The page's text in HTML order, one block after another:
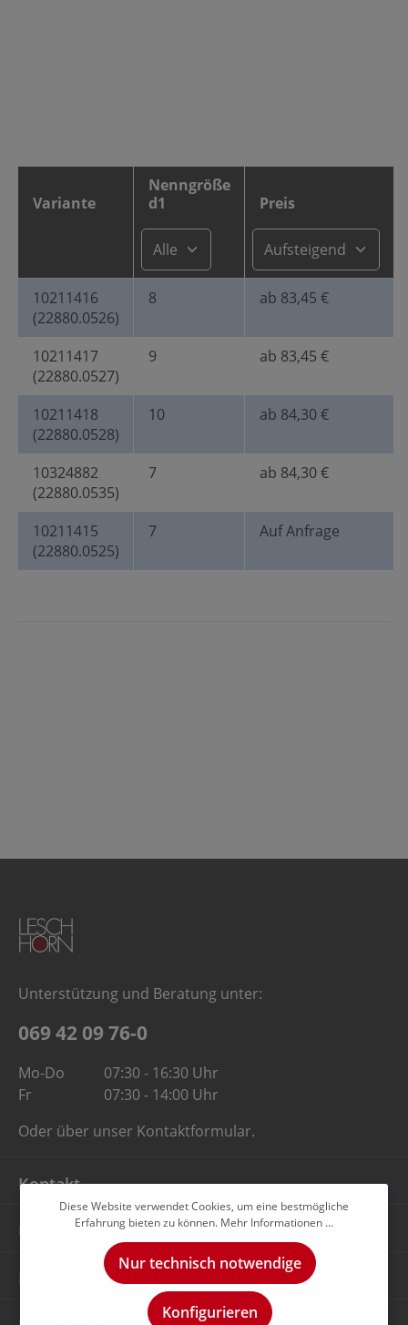
Nachricht
Halder 22880.0525 Mundstück für
Montagewerkzeug,…
Nenngröße d1: 7
Nachricht
Variante
Nenngröße
d1
Preis
10211416
(22880.0526)
8 ab 83,45 €
10211417
(22880.0527)
9 ab 83,45 €
10211418
(22880.0528)
10 ab 84,30 €
10324882
(22880.0535)
7 ab 84,30 €
10211415
(22880.0525)
7 Auf Anfrage
Unterstützung und Beratung unter:
069 42 09 76-0
Mo-Do
07:30 - 16:30 Uhr
Fr
07:30 - 14:00 Uhr
Oder über unser Kontaktformular.
Kontakt
Unternehmen
Rechtliches
Diese Website verwendet Cookies, um eine bestmögliche
Erfahrung bieten zu können. Mehr Informationen ...
Nur technisch notwendige
Konfigurieren